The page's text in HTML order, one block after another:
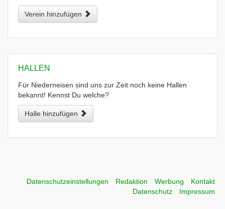
Verein hinzufügen
HALLEN
Für Niederneisen sind uns zur Zeit noch keine Hallen
bekannt! Kennst Du welche?
Halle hinzufügen
Datenschutzeinstellungen Redaktion Werbung
Kontakt
Datenschutz
Impressum